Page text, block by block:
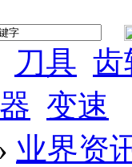
刀具 齿
变速
业界资